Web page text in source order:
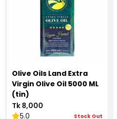
Olive Oils Land Extra
Virgin Olive Oil 5000 ML
(tin)
Tk 8,000
5.0
Stock Out